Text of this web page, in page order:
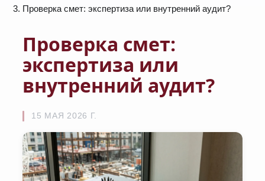
Проверка смет: экспертиза или внутренний аудит?
Проверка смет:
экспертиза или
внутренний аудит?
15 МАЯ 2026 Г.